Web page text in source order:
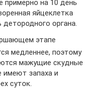
примерно на 10 день
яйцеклетка
детородного органа.
этапе
медленнее, поэтому
мажущие скудные
имеют запаха и
суток.